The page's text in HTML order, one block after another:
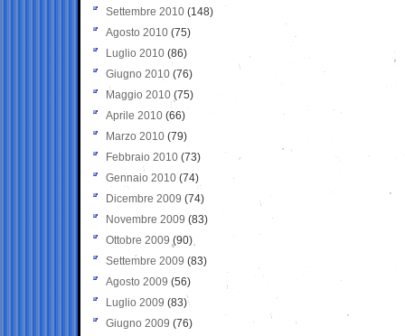
Settembre 2010 (148)
Agosto 2010 (75)
Luglio 2010 (86)
Giugno 2010 (76)
Maggio 2010 (75)
Aprile 2010 (66)
Marzo 2010 (79)
Febbraio 2010 (73)
Gennaio 2010 (74)
Dicembre 2009 (74)
Novembre 2009 (83)
Ottobre 2009 (90)
Settembre 2009 (83)
Agosto 2009 (56)
Luglio 2009 (83)
Giugno 2009 (76)